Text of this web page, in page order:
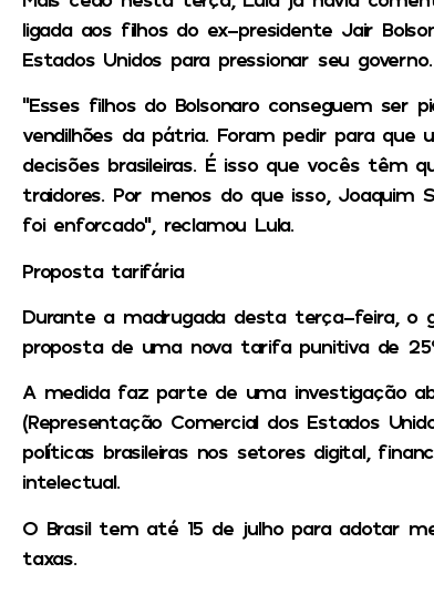
ligada aos filhos do ex-presidente Jair
Estados Unidos para pressionar seu governo.
“Esses filhos do Bolsonaro conseguem ser
vendilhões da pátria. Foram pedir para
decisões brasileiras. É isso que vocês têm
traidores. Por menos do que isso, Joaquim
foi enforcado”, reclamou Lula.
Proposta tarifária
Durante a madrugada desta terça-feira, o
proposta de uma nova tarifa punitiva de
A medida faz parte de uma investigação
(Representação Comercial dos Estados
políticas brasileiras nos setores digital,
intelectual.
O Brasil tem até 15 de julho para adotar
taxas.